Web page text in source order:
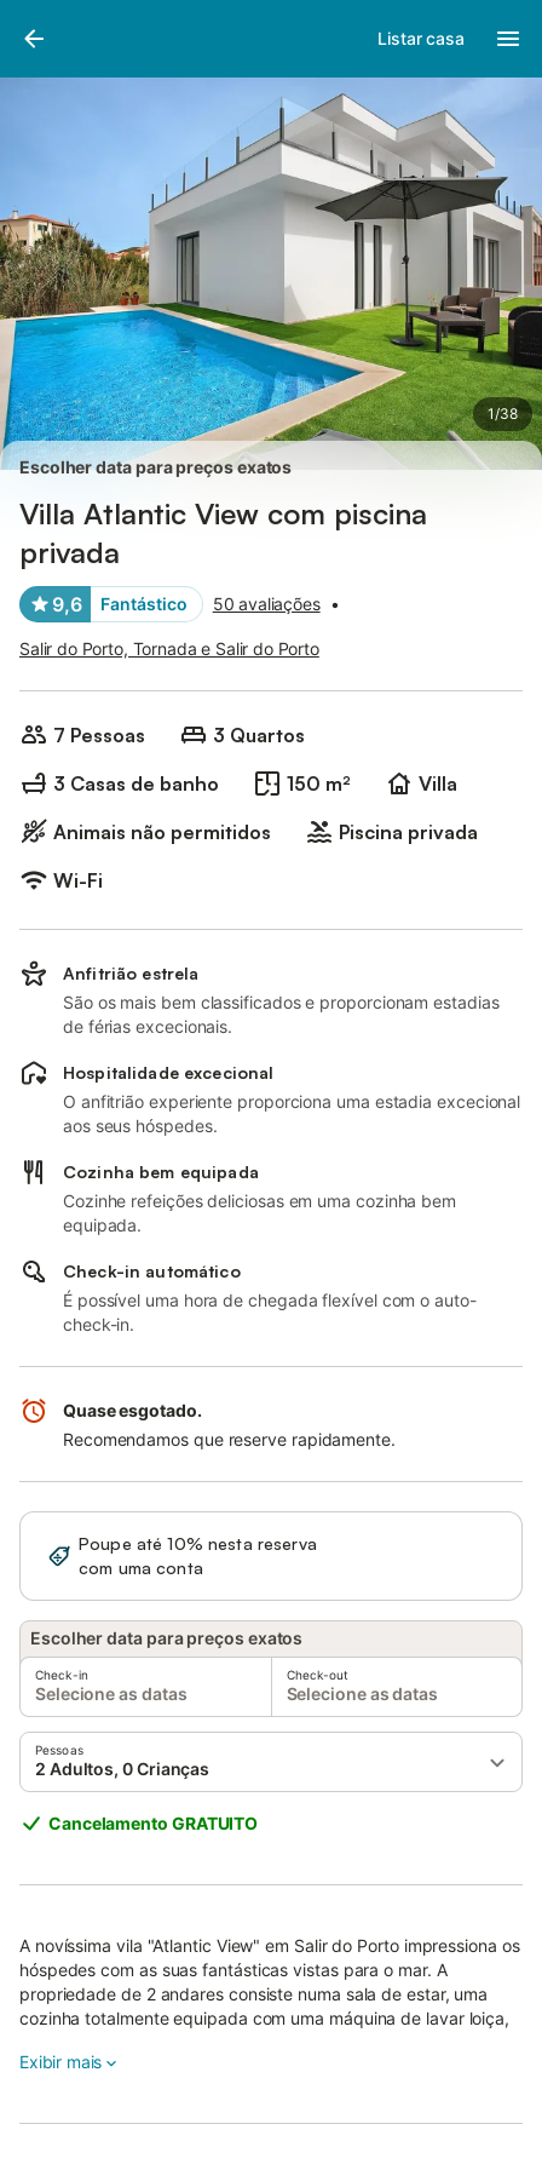
Listar casa
1/38
Fotos
Escolher data para preços exatos
Villa Atlantic View com piscina
privada
9,6 Fantástico 50 avaliações •
Salir do Porto, Tornada e Salir do Porto
7 Pessoas
3 Quartos
3 Casas de banho
150 m²
Villa
Animais não permitidos
Piscina privada
Wi-Fi
Anfitrião estrela
São os mais bem classificados e proporcionam estadias
de férias excecionais.
Hospitalidade excecional
O anfitrião experiente proporciona uma estadia excecional
aos seus hóspedes.
Cozinha bem equipada
Cozinhe refeições deliciosas em uma cozinha bem
equipada.
Check-in automático
É possível uma hora de chegada flexível com o auto-
check-in.
Quase esgotado.
Recomendamos que reserve rapidamente.
Poupe até 10% nesta reserva
com uma conta
Escolher data para preços exatos
Check-in
Selecione as datas
Check-out
Selecione as datas
Pessoas
2 Adultos, 0 Crianças
Cancelamento GRATUITO
A novíssima vila "Atlantic View" em Salir do Porto impressiona os
hóspedes com as suas fantásticas vistas para o mar. A
propriedade de 2 andares consiste numa sala de estar, uma
cozinha totalmente equipada com uma máquina de lavar loiça,
adicional, podendo acomodar 6 pessoas.
Exibir mais